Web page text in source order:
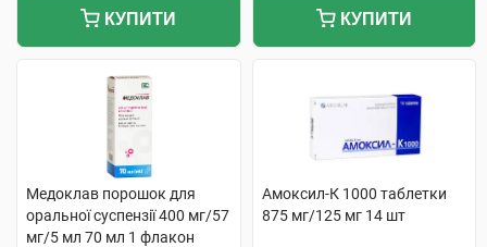
КУПИТИ КУПИТИ
Медоклав порошок для
оральної суспензії 400 мг/57
мг/5 мл 70 мл 1 флакон
Амоксил-К 1000 таблетки
875 мг/125 мг 14 шт